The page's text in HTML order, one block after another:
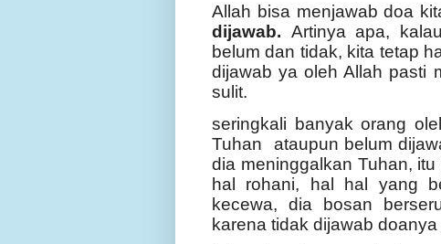
Allah bisa menjawab doa
dijawab. Artinya apa,
belum dan tidak, kita tetap
dijawab ya oleh Allah pasti
sulit.
seringkali banyak orang
Tuhan ataupun belum
dia meninggalkan Tuhan,
hal rohani, hal hal yang
kecewa, dia bosan
karena tidak dijawab